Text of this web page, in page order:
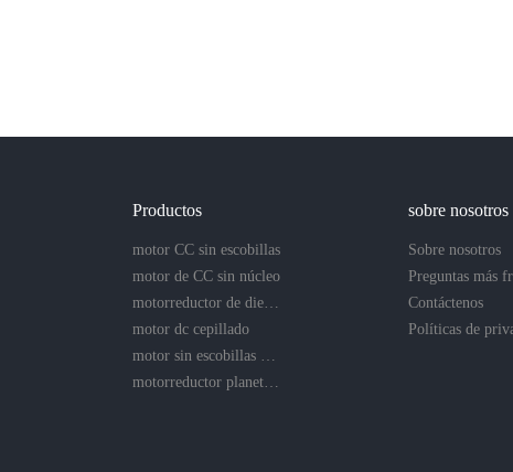
Productos
motor CC sin escobillas
motor de CC sin núcleo
motor dc cepillado
sobre nosotros
Sobre nosotros
Contáctenos